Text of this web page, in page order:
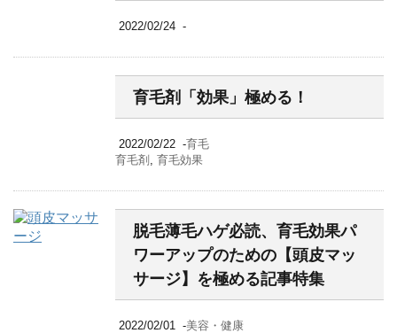
2022/02/24 -
育毛剤「効果」極める！
2022/02/22 -育毛
育毛剤 育毛効果
脱毛薄毛ハゲ必読、育毛効果パ
ワーアップのための【頭皮マッ
サージ】を極める記事特集
2022/02/01 -美容・健康